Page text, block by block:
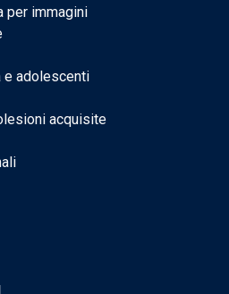
per immagini
e adolescenti
acquisite